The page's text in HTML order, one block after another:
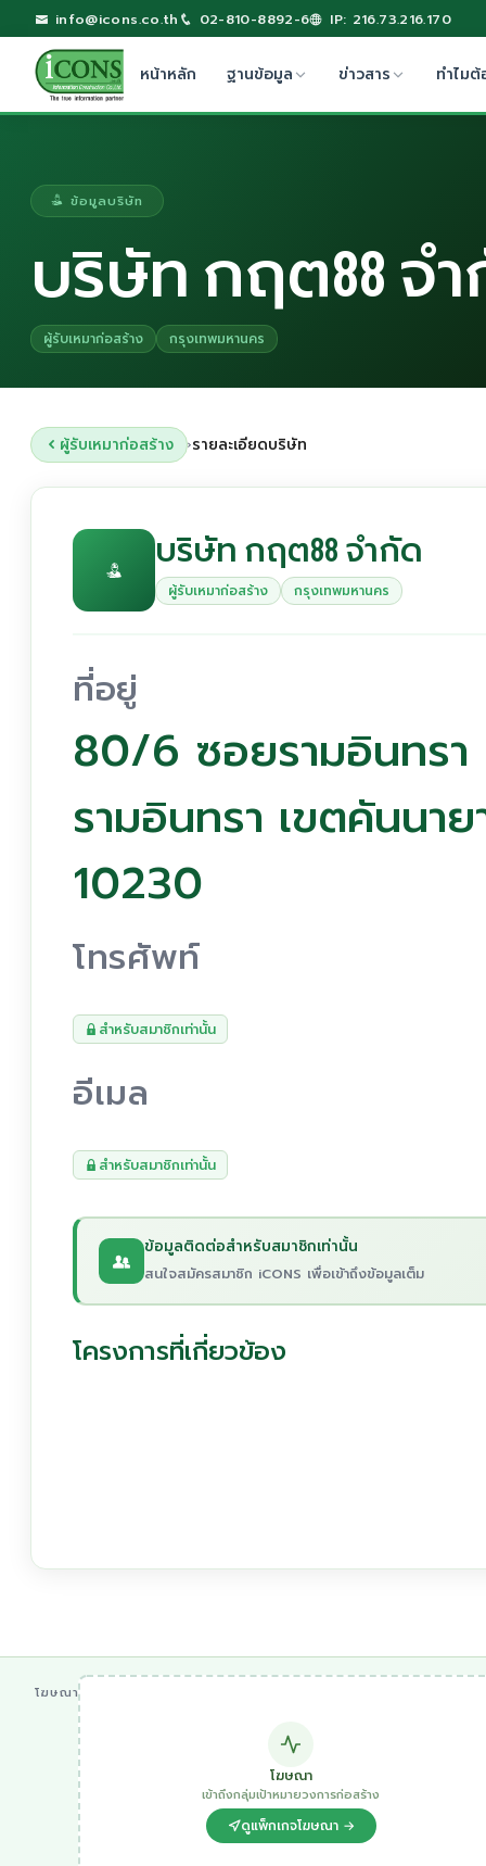
info@icons.co.th 02-810-8892-6 IP: 216.73.216.170
หน้าหลัก ฐานข้อมูล ข่าวสาร ทำไมต้
ข้อมูลบริษัท
บริษัท กฤต88 จ
ผู้รับเหมาก่อสร้าง กรุงเทพมหานคร
ผู้รับเหมาก่อสร้าง ›รายละเอียดบริษัท
บริษัท กฤต88 จำกัด
ผู้รับเหมาก่อสร้าง กรุงเทพมหานคร
ที่อยู่
80/6 ซอยรามอินทร
รามอินทรา เขตคันนา
10230
โทรศัพท์
สำหรับสมาชิกเท่านั้น
อีเมล
สำหรับสมาชิกเท่านั้น
ข้อมูลติดต่อสำหรับสมาชิกเท่านั้น
สนใจสมัครสมาชิก iCONS เพื่อเข้าถึงข้อมูลเต็ม
โครงการที่เกี่ยวข้อง
โฆษณา
โฆษณา
เข้าถึงกลุ่มเป้าหมายวงการก่อสร้าง
ดูแพ็กเกจโฆษณา →